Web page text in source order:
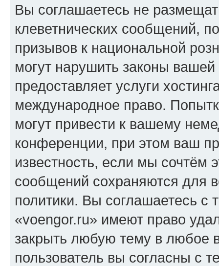
Вы соглашаетесь не
клеветнических сообщений,
призывов к национальной
могут нарушить законы
предоставляет услуги
международное право.
могут привести к вашему
конференции, при этом ваш
известность, если мы сочтём
сообщений сохраняются для
политики. Вы соглашаетесь
«voengor.ru» имеют право
закрыть любую тему в любое
пользователь вы согласны с